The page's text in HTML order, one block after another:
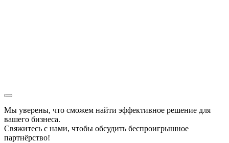
Мы уверены, что сможем найти эффективное решение для
вашего бизнеса.
Свяжитесь с нами, чтобы обсудить беспроигрышное
партнёрство!